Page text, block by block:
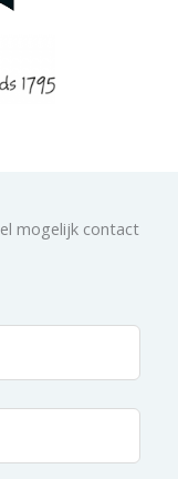
mogelijk contact